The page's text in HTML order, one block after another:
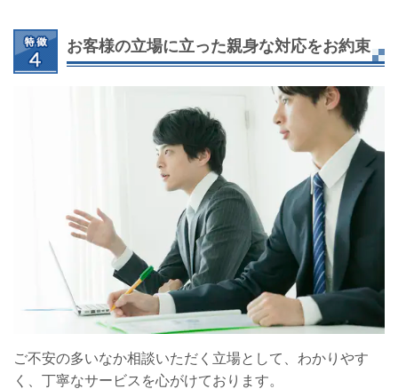
お客様の立場に立った親身な対応をお約束
ご不安の多いなか相談いただく立場として、わかりやす
く、丁寧なサービスを心がけております。